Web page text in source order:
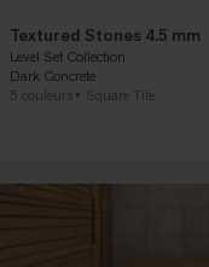
Textured Stones 4.5 mm
Level Set Collection
Dark Concrete
5 couleurs
Square Tile